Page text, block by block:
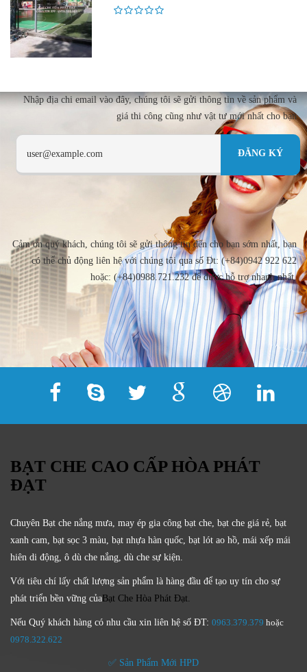
Nhập địa chi email vào đây, chúng tôi sẽ gửi thông tin về sản phẩm và
giá thi công cũng như vật tư mới nhất cho bạn
Cảm ơn quý khách, chúng tôi sẽ gửi thông tin đến cho bạn sớm nhất, bạn
có thể chủ động liên hệ với chúng tôi qua số Đt: (+84)0942 922 622
hoặc: (+84)0988.721.232 để được hỗ trợ nhanh nhất.
BẠT CHE CAO CẤP HÒA PHÁT
ĐẠT
Chuyên Bạt che nắng mưa, may ép gia công bạt che, bạt che giá rẻ, bạt
xanh cam, bạt sọc 3 màu, bạt nhựa hàn quốc, bạt lót ao hồ, mái xếp mái
hiên di động, ô dù che nắng, dù che sự kiện.
Với tiêu chí lấy chất lượng sản phẩm là hàng đầu để tạo uy tín cho sự
phát triển bền vững củaBạt Che Hòa Phát Đạt.
Nếu Quý khách hàng có nhu cầu xin liên hệ số ĐT: 0963.379.379 hoặc
0978.322.622
✅ Sản Phẩm Mới HPD